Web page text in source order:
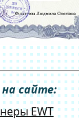
на сайте:
EWT